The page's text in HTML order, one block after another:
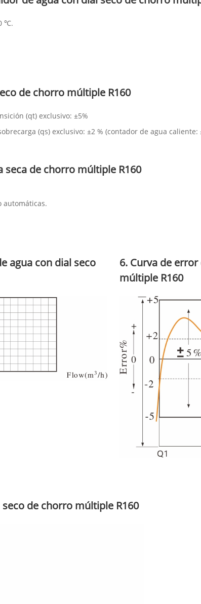
℃.
de chorro múltiple R160
(qt) exclusivo: ±5%
(qs) exclusivo: ±2 % (contador de agua caliente:
de chorro múltiple R160
automáticas.
agua con dial seco
6. Curva de
múltiple R160
de chorro múltiple R160